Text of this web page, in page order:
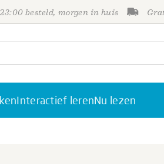
besteld, morgen in huis
Interactief lerenNu lezen